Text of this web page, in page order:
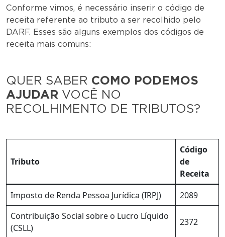
Conforme vimos, é necessário inserir o código de
receita referente ao tributo a ser recolhido pelo
DARF. Esses são alguns exemplos dos códigos de
receita mais comuns:
QUER SABER COMO PODEMOS
AJUDAR VOCÊ NO
RECOLHIMENTO DE TRIBUTOS?
Tributo
Código
de
Receita
Imposto de Renda Pessoa Jurídica (IRPJ)
2089
Contribuição Social sobre o Lucro Líquido
(CSLL)
2372